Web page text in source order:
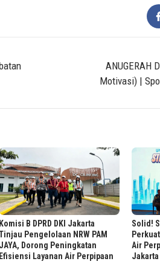
ANUGERAH
Motivasi) |
Komisi B DPRD DKI Jakarta
Pengelolaan NRW PAM
JAYA, Dorong Peningkatan
Efisiensi Layanan Air Perpipaan
Solid!
Air
Jakarta